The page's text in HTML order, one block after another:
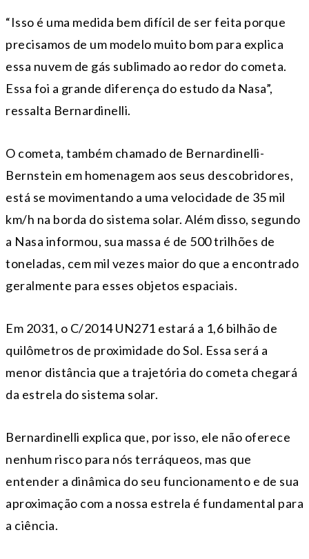
“Isso é uma medida bem difícil de ser feita porque
precisamos de um modelo muito bom para explica
essa nuvem de gás sublimado ao redor do cometa.
Essa foi a grande diferença do estudo da Nasa”,
ressalta Bernardinelli.
O cometa, também chamado de Bernardinelli-
Bernstein em homenagem aos seus descobridores,
está se movimentando a uma velocidade de 35 mil
km/h na borda do sistema solar. Além disso, segundo
a Nasa informou, sua massa é de 500 trilhões de
toneladas, cem mil vezes maior do que a encontrado
geralmente para esses objetos espaciais.
Em 2031, o C/2014 UN271 estará a 1,6 bilhão de
quilômetros de proximidade do Sol. Essa será a
menor distância que a trajetória do cometa chegará
da estrela do sistema solar.
Bernardinelli explica que, por isso, ele não oferece
nenhum risco para nós terráqueos, mas que
entender a dinâmica do seu funcionamento e de sua
aproximação com a nossa estrela é fundamental para
a ciência.